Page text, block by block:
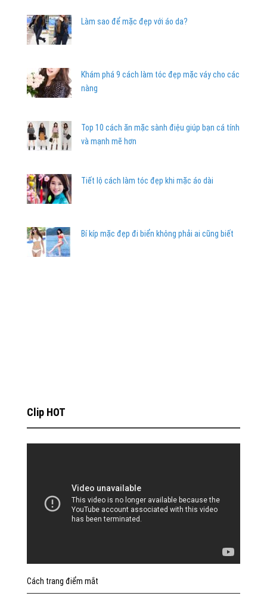
Làm sao để mặc đẹp với áo da?
Khám phá 9 cách làm tóc đẹp mặc váy cho các
nàng
Top 10 cách ăn mặc sành điệu giúp bạn cá tính
và mạnh mẽ hơn
Tiết lộ cách làm tóc đẹp khi mặc áo dài
Bí kíp mặc đẹp đi biển không phải ai cũng biết
Clip HOT
Cách trang điểm mắt